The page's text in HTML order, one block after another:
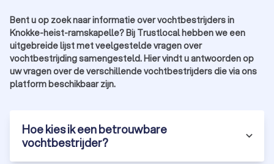
Bent u op zoek naar informatie over vochtbestrijders in
Knokke-heist-ramskapelle? Bij Trustlocal hebben we een
uitgebreide lijst met veelgestelde vragen over
vochtbestrijding samengesteld. Hier vindt u antwoorden op
uw vragen over de verschillende vochtbestrijders die via ons
platform beschikbaar zijn.
Hoe kies ik een betrouwbare
vochtbestrijder?